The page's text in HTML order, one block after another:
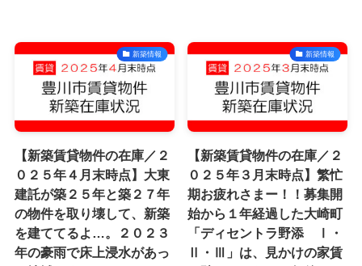
新築情報
【新築賃貸物件の在庫／２
０２５年４月末時点】大東
建託が築２５年と築２７年
の物件を取り壊して、新築
を建ててるよ…。２０２３
年の豪雨で床上浸水があっ
新築情報
【新築賃貸物件の在庫／２
０２５年３月末時点】繁忙
期お疲れさまー！！募集開
始から１年経過した大崎町
「ディセントラ野添 Ⅰ・
Ⅱ・Ⅲ」は、見かけの家賃